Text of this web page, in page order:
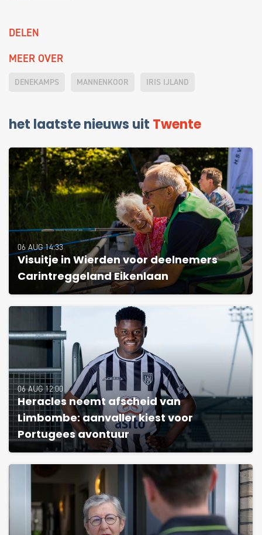
DELEN
MEER OVER
DENEKAMPS MANNENKOOR IRIS IJLAND
het laatste nieuws uit Twente
06 AUG 14:33
Visuitje in Wierden voor deelnemers
Carintreggeland Eikenlaan
06 AUG 12:00
Heracles neemt afscheid van
Limbombe: aanvaller kiest voor
Portugees avontuur